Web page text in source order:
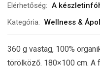
Elérhetőség: A
Kategória: Wellness &
360 g vastag, 100%
törölköző. 180×100 cm. A